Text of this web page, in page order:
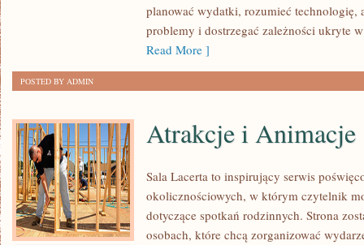
planować wydatki, rozumieć technologię,
problemy i dostrzegać zależności ukryte
Read More ]
POSTED BY ADMIN
Atrakcje i Animacje
Sala Lacerta to inspirujący serwis
okolicznościowych, w którym czytelnik
dotyczące spotkań rodzinnych. Strona
osobach, które chcą zorganizować